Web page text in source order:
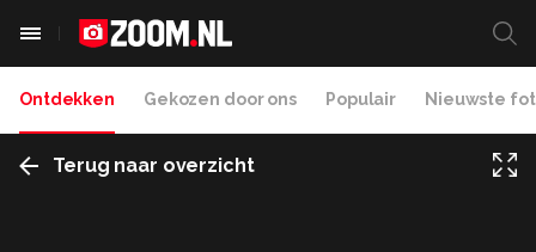
Ontdekken Gekozen door ons Populair Nieuwste
Terug naar overzicht